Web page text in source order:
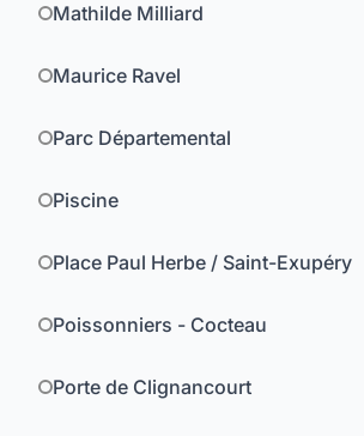
Mathilde Milliard
Maurice Ravel
Parc Départemental
Piscine
Place Paul Herbe / Saint-Exupéry
Poissonniers - Cocteau
Porte de Clignancourt